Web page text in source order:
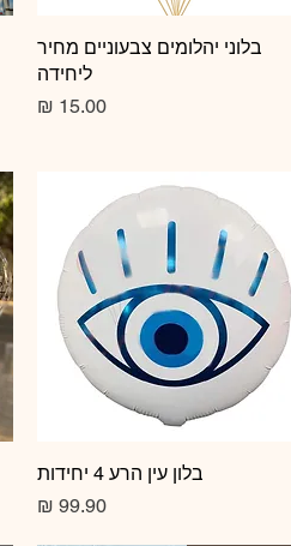
תצוגה מהירה
בלוני יהלומים צבעוניים מחיר
ליחידה
מחיר‏15.00 ‏₪
תצוגה מהירה
בלון עין הרע 4 יחידות
מחיר‏99.90 ‏₪